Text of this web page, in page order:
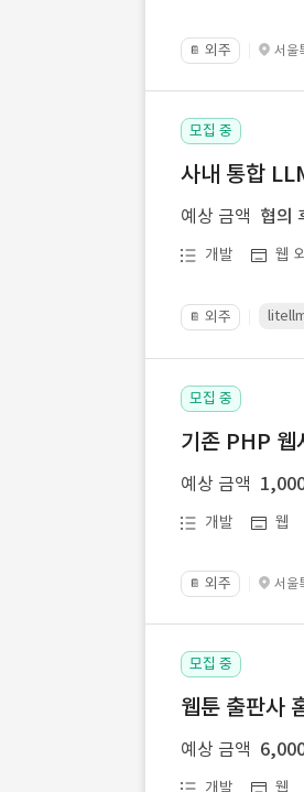
📔 외주 서울
모집 중
사내 통합
예상 금액 협의
개발 웹
📔 외주
모집 중
기존 PHP 웹
예상 금액
개발 웹
📔 외주 서울
모집 중
웹툰 출판사
예상 금액
개발 웹